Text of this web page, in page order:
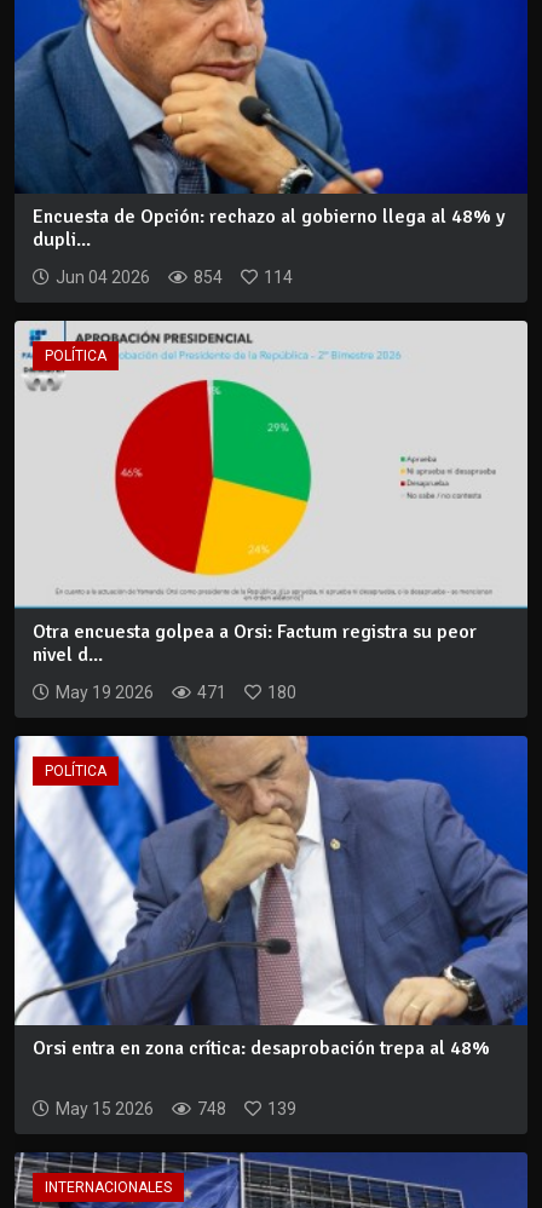
Encuesta de Opción: rechazo al gobierno llega al 48% y
dupli...
Jun 04 2026 854 114
POLÍTICA
Otra encuesta golpea a Orsi: Factum registra su peor
nivel d...
May 19 2026 471 180
POLÍTICA
Orsi entra en zona crítica: desaprobación trepa al 48%
May 15 2026 748 139
INTERNACIONALES